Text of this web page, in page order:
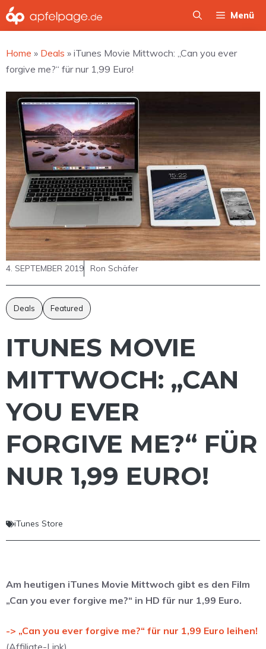
Zum
Inhalt
Menü
Home » Deals » iTunes Movie Mittwoch: „Can you ever
forgive me?“ für nur 1,99 Euro!
4. SEPTEMBER 2019 Ron Schäfer
Deals Featured
ITUNES MOVIE
MITTWOCH: „CAN
YOU EVER
FORGIVE ME?“ FÜR
NUR 1,99 EURO!
iTunes Store
Am heutigen iTunes Movie Mittwoch gibt es den Film
„Can you ever forgive me?“ in HD für nur 1,99 Euro.
-> „Can you ever forgive me?“ für nur 1,99 Euro leihen!